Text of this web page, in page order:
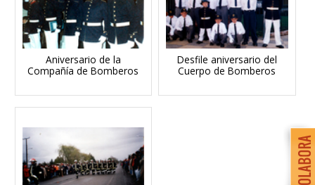
Aniversario de la
Compañía de Bomberos
Desfile aniversario del
Cuerpo de Bomberos